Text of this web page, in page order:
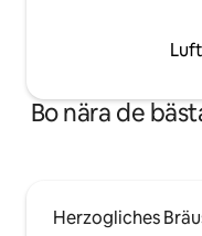
Bo nära de
Herzogliches